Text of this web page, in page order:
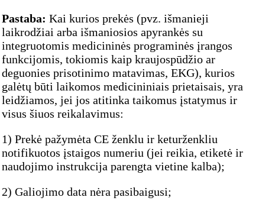
Pastaba: Kai kurios prekės (pvz. išmanieji
laikrodžiai arba išmaniosios apyrankės su
integruotomis medicininės programinės įrangos
funkcijomis, tokiomis kaip kraujospūdžio ar
deguonies prisotinimo matavimas, EKG), kurios
galėtų būti laikomos medicininiais prietaisais, yra
leidžiamos, jei jos atitinka taikomus įstatymus ir
visus šiuos reikalavimus:
1) Prekė pažymėta CE ženklu ir keturženkliu
notifikuotos įstaigos numeriu (jei reikia, etiketė ir
naudojimo instrukcija parengta vietine kalba);
2) Galiojimo data nėra pasibaigusi;